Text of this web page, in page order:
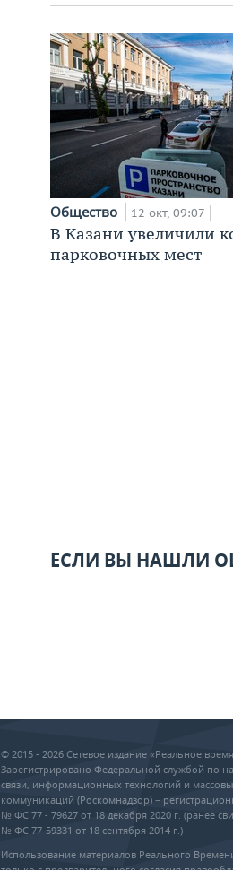
Общество 12 окт, 09:07
В Казани увеличили
парковочных мест
ЕСЛИ ВЫ НАШЛИ
© 2015 - 2026 Сетевое издание «Реальное
Зарегистрировано Федеральной службой по
связи, информационных технологий и
коммуникаций (Роскомнадзор) –
№ ФС 77 - 79627 от 18 декабря 2020 г. (ранее
№ ФС 77-59331 от 18 сентября 2014 г.)
Использование материалов Реального